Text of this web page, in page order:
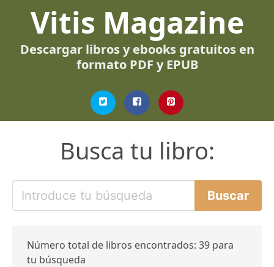
Vitis Magazine
Descargar libros y ebooks gratuitos en
formato PDF y EPUB
Busca tu libro:
Número total de libros encontrados: 39 para
tu búsqueda